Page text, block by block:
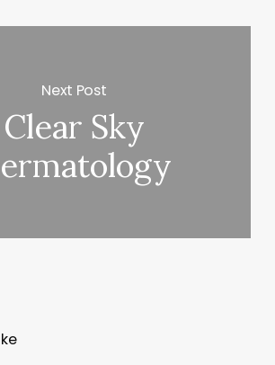
Next Post
Clear Sky